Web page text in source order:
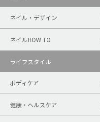
ネイル・デザイン
ネイルHOW TO
ライフスタイル
ボディケア
健康・ヘルスケア